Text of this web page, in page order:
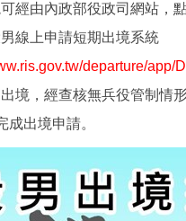
經由內政部役政司網站，
線上申請短期出境系統
departure/app/
境，經查核無兵役管制情
成出境申請。